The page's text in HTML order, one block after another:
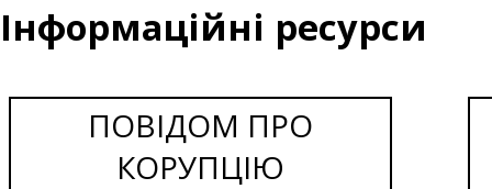
Інформаційні ресурси
ПОВІДОМ ПРО
КОРУПЦІЮ